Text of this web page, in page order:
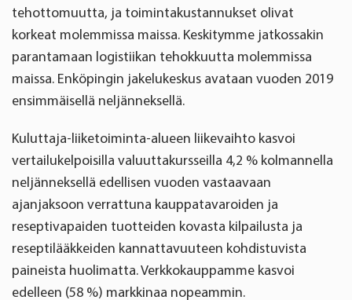
tehottomuutta, ja toimintakustannukset olivat
korkeat molemmissa maissa. Keskitymme jatkossakin
parantamaan logistiikan tehokkuutta molemmissa
maissa. Enköpingin jakelukeskus avataan vuoden 2019
ensimmäisellä neljänneksellä.
Kuluttaja-liiketoiminta-alueen liikevaihto kasvoi
vertailukelpoisilla valuuttakursseilla 4,2 % kolmannella
neljänneksellä edellisen vuoden vastaavaan
ajanjaksoon verrattuna kauppatavaroiden ja
reseptivapaiden tuotteiden kovasta kilpailusta ja
reseptilääkkeiden kannattavuuteen kohdistuvista
paineista huolimatta. Verkkokauppamme kasvoi
edelleen (58 %) markkinaa nopeammin.